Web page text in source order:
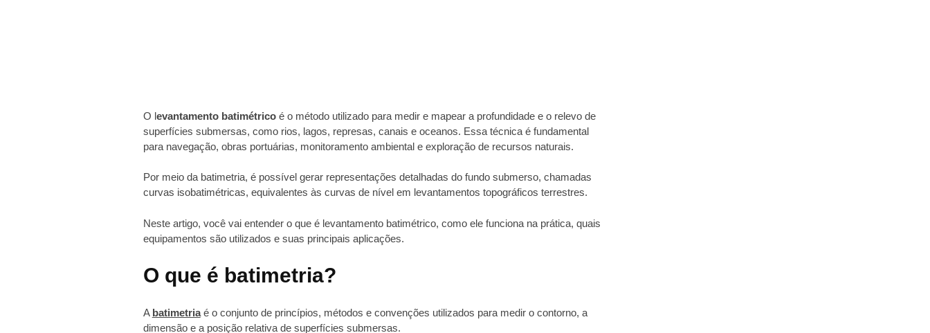
O levantamento batimétricoé o método utilizado para medir e mapear a profundidade e o relevo de
superfícies submersas, como rios, lagos, represas, canais e oceanos. Essa técnica é fundamental
para navegação, obras portuárias, monitoramento ambiental e exploração de recursos naturais.
Por meio da batimetria, é possível gerar representações detalhadas do fundo submerso, chamadas
curvas isobatimétricas, equivalentes às curvas de nível em levantamentos topográficos terrestres.
Neste artigo, você vai entender o que é levantamento batimétrico, como ele funciona na prática, quais
equipamentos são utilizados e suas principais aplicações.
O que é batimetria?
A batimetriaé o conjunto de princípios, métodos e convenções utilizados para medir o contorno, a
dimensão e a posição relativa de superfícies submersas.